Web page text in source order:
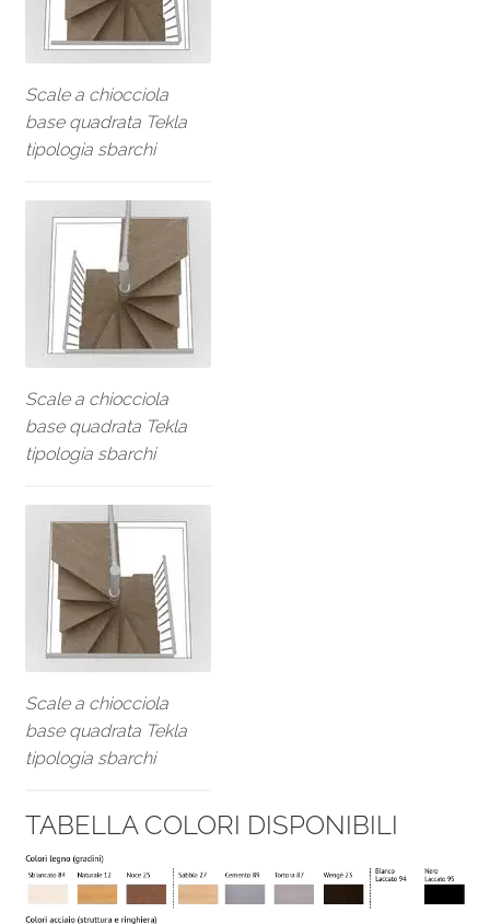
Scale a chiocciola
base quadrata Tekla
tipologia sbarchi
Scale a chiocciola
base quadrata Tekla
tipologia sbarchi
Scale a chiocciola
base quadrata Tekla
tipologia sbarchi
TABELLA COLORI DISPONIBILI